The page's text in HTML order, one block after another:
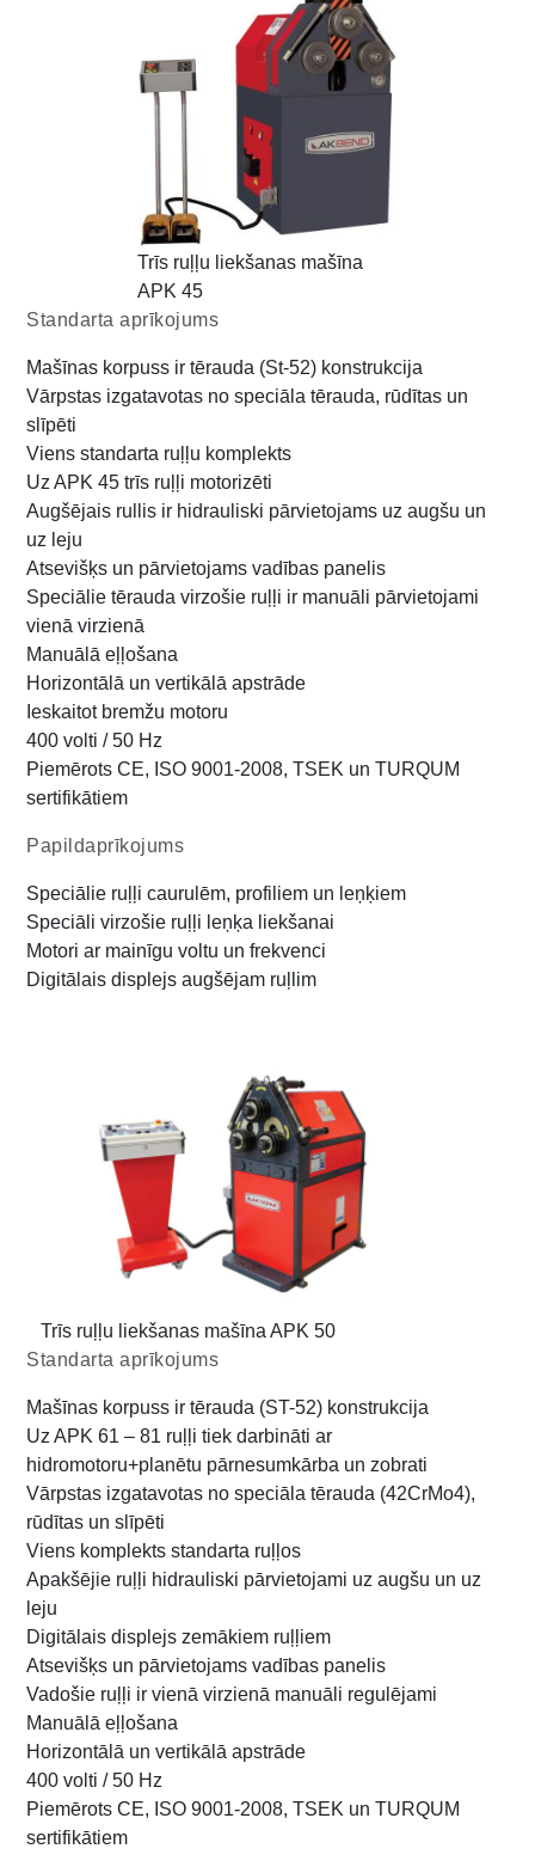
Trīs ruļļu liekšanas mašīna
APK 45
Standarta aprīkojums
Mašīnas korpuss ir tērauda (St-52) konstrukcija
Vārpstas izgatavotas no speciāla tērauda, rūdītas un
slīpēti
Viens standarta ruļļu komplekts
Uz APK 45 trīs ruļļi motorizēti
Augšējais rullis ir hidrauliski pārvietojams uz augšu un
uz leju
Atsevišķs un pārvietojams vadības panelis
Speciālie tērauda virzošie ruļļi ir manuāli pārvietojami
vienā virzienā
Manuālā eļļošana
Horizontālā un vertikālā apstrāde
Ieskaitot bremžu motoru
400 volti / 50 Hz
Piemērots CE, ISO 9001-2008, TSEK un TURQUM
sertifikātiem
Papildaprīkojums
Speciālie ruļļi caurulēm, profiliem un leņķiem
Speciāli virzošie ruļļi leņķa liekšanai
Motori ar mainīgu voltu un frekvenci
Digitālais displejs augšējam ruļlim
Trīs ruļļu liekšanas mašīna APK 50
Standarta aprīkojums
Mašīnas korpuss ir tērauda (ST-52) konstrukcija
Uz APK 61 – 81 ruļļi tiek darbināti ar
hidromotoru+planētu pārnesumkārba un zobrati
Vārpstas izgatavotas no speciāla tērauda (42CrMo4),
rūdītas un slīpēti
Viens komplekts standarta ruļļos
Apakšējie ruļļi hidrauliski pārvietojami uz augšu un uz
leju
Digitālais displejs zemākiem ruļļiem
Atsevišķs un pārvietojams vadības panelis
Vadošie ruļļi ir vienā virzienā manuāli regulējami
Manuālā eļļošana
Horizontālā un vertikālā apstrāde
400 volti / 50 Hz
Piemērots CE, ISO 9001-2008, TSEK un TURQUM
sertifikātiem